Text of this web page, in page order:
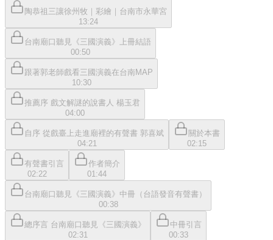
陶恭祖三讓徐州牧｜彩繪｜台南市永華宮
13:24
台南廟口聽見《三國演義》上冊結語
00:50
跟著郭老師戲看三國演義在台南MAP
10:30
推薦序 戲文解謎的說書人 楊玉君
04:00
自序 從戲臺上走進廟裡的有聲書 郭喜斌
04:21
關於本書
02:15
有聲書引言
02:22
作者簡介
01:44
台南廟口聽見《三國演義》中冊（台語發音有聲書）
00:38
總序言 台南廟口聽見《三國演義》
02:31
中冊引言
00:33